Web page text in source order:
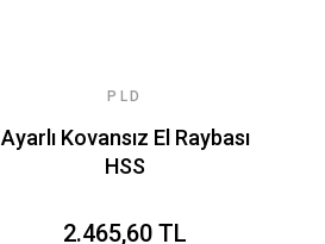
PLD
Ayarlı Kovansız El Raybası
HSS
2.465,60 TL